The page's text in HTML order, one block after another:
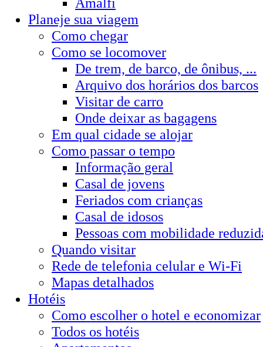
Planeje sua viagem
Como chegar
Como se locomover
De trem, de barco, de ônibus, ...
Arquivo dos horários dos barcos
Visitar de carro
Onde deixar as bagagens
Em qual cidade se alojar
Como passar o tempo
Informação geral
Casal de jovens
Feriados com crianças
Casal de idosos
Pessoas com mobilidade
Quando visitar
Rede de telefonia celular e Wi-Fi
Mapas detalhados
Hotéis
Como escolher o hotel e economizar
Todos os hotéis